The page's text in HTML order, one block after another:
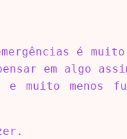
é
em algo
muito menos